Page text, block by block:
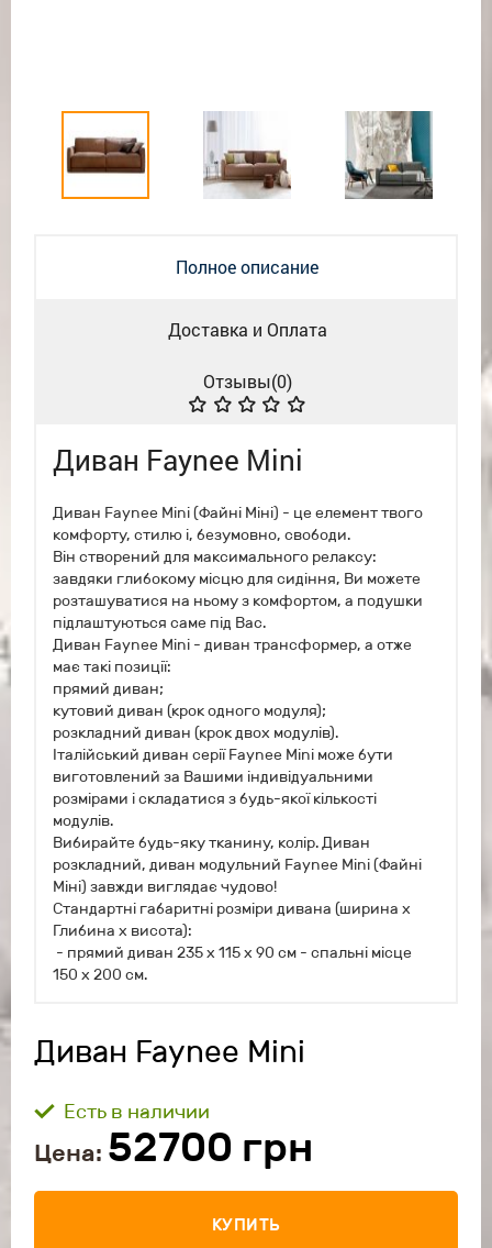
Полное описание
Доставка и Оплата
Отзывы(0)
Диван Faynee Mini
Диван Faynee Mini (Файні Міні) - це елемент твого
комфорту, стилю і, безумовно, свободи.
Він створений для максимального релаксу:
завдяки глибокому місцю для сидіння, Ви можете
розташуватися на ньому з комфортом, а подушки
підлаштуються саме під Вас.
Диван Faynee Mini - диван трансформер, а отже
має такі позиції:
прямий диван;
кутовий диван (крок одного модуля);
розкладний диван (крок двох модулів).
Італійський диван серії Faynee Mini може бути
виготовлений за Вашими індивідуальними
розмірами і складатися з будь-якої кількості
модулів.
Вибирайте будь-яку тканину, колір. Диван
розкладний, диван модульний Faynee Mini (Файні
Міні) завжди виглядає чудово!
Стандартні габаритні розміри дивана (ширина х
Глибина х висота):
- прямий диван 235 х 115 х 90 см - спальні місце
150 х 200 см.
Диван Faynee Mini
Есть в наличии
Цена: 52700 грн
КУПИТЬ